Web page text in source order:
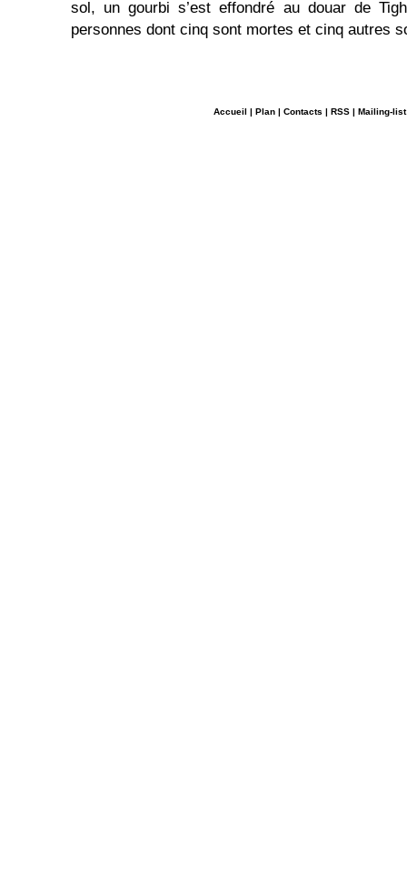
sol, un gourbi s’est effondré au douar de
personnes dont cinq sont mortes et cinq autres
Accueil | Plan | Contacts | RSS | Mailing-list